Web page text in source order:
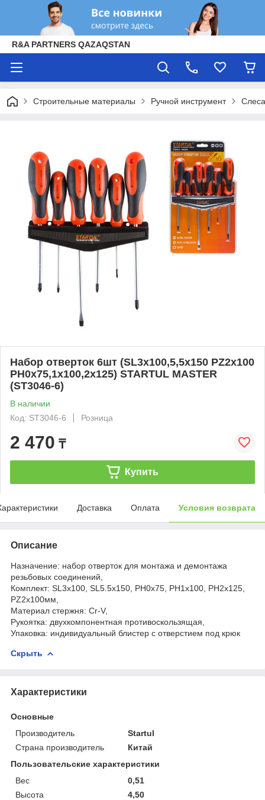
R&A PARTNERS QAZAQSTAN
Строительные материалы Ручной инструмент
Набор отверток 6шт (SL3х100,5,5х150 PZ2х100
PH0х75,1х100,2х125) STARTUL MASTER
(ST3046-6)
В наличии
Код: ST3046-6
Розница
2 470 ₸
Купить
Доставка Оплата Условия возврата
Описание
Назначение: набор отверток для монтажа и демонтажа
резьбовых соединений,
Комплект: SL3х100, SL5.5х150, PH0х75, PH1х100, PH2х125,
PZ2х100мм,
Материал стержня: Cr-V,
Рукоятка: двухкомпонентная противоскользящая,
Упаковка: индивидуальный блистер с отверстием под крюк
Скрыть
Характеристики
Основные
Производитель
Startul
Страна производитель
Китай
Пользовательские характеристики
Вес
0,51
Высота
4,50